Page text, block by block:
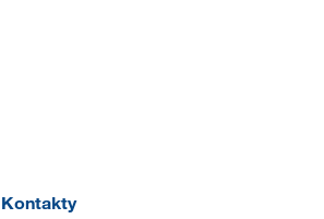
Kontakty